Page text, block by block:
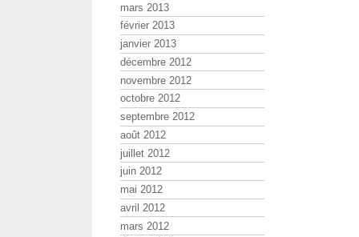
mars 2013
février 2013
janvier 2013
décembre 2012
novembre 2012
octobre 2012
septembre 2012
août 2012
juillet 2012
juin 2012
mai 2012
avril 2012
mars 2012